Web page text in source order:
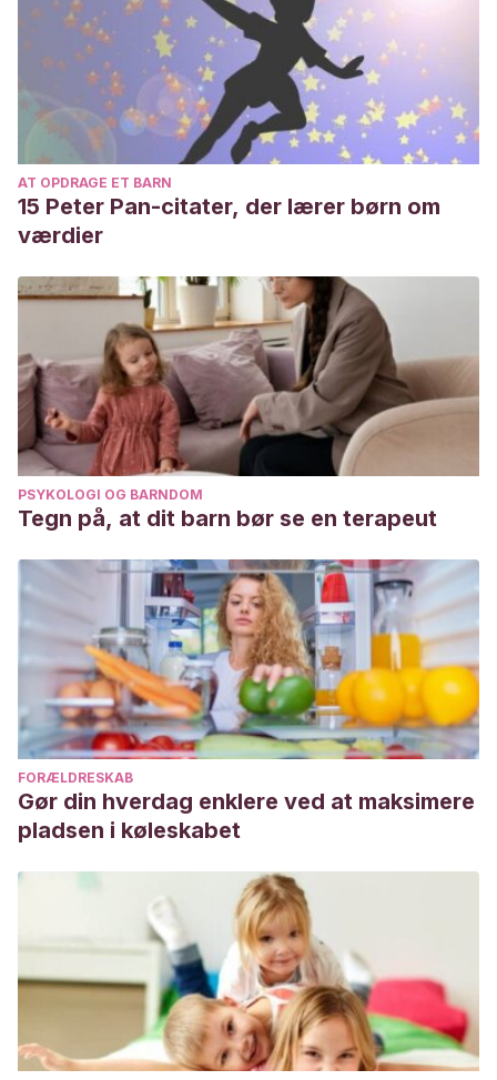
AT OPDRAGE ET BARN
15 Peter Pan-citater, der lærer børn om
værdier
PSYKOLOGI OG BARNDOM
Tegn på, at dit barn bør se en terapeut
FORÆLDRESKAB
Gør din hverdag enklere ved at maksimere
pladsen i køleskabet